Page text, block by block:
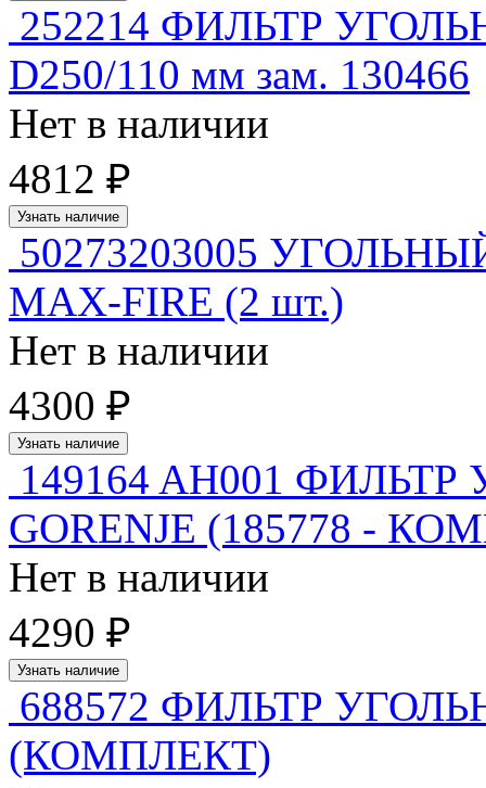
252214 ФИЛЬТР
D250/110 мм зам. 130466
Нет в наличии
4812 ₽
Узнать наличие
50273203005
MAX-FIRE (2 шт.)
Нет в наличии
4300 ₽
Узнать наличие
149164 AH001
GORENJE (185778 -
Нет в наличии
4290 ₽
Узнать наличие
688572 ФИЛЬТР
(КОМПЛЕКТ)